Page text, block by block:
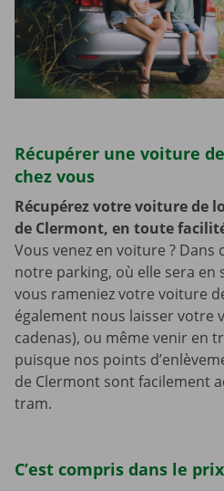
Récupérer une voiture
chez vous
Récupérez votre voiture de
de Clermont, en toute
Vous venez en voiture ? Dans
notre parking, où elle sera en
vous rameniez votre voiture
également nous laisser votre
cadenas), ou même venir en
puisque nos points
de Clermont sont facilement
tram.
C’est compris dans le